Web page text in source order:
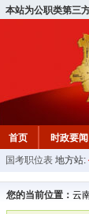
本站为公职类第三
首页 时政要闻
国考职位表 地方站:
您的当前位置： 云